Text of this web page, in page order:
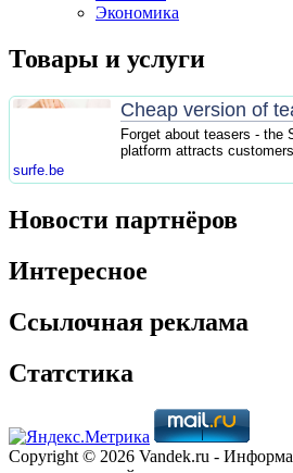
Экономика
Товары и услуги
Cheap version of
Forget about teasers - the
platform attracts
surfe.be
Новости партнёров
Интересное
Ссылочная реклама
Статстика
Copyright © 2026 Vandek.ru -